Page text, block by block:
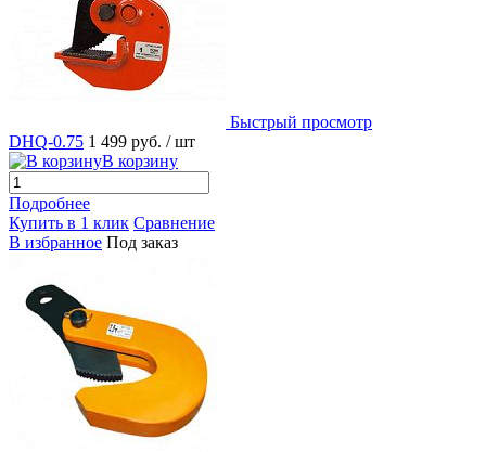
Быстрый просмотр
DHQ-0.75 1 499 руб. / шт
В корзину
Подробнее
Купить в 1 клик Сравнение
В избранное Под заказ